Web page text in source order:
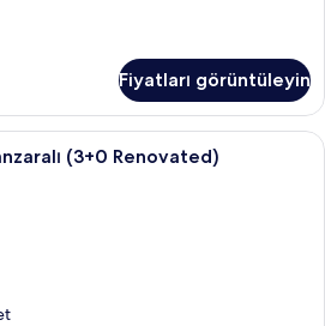
Fiyatları görüntüleyin
Masa, güneşlik/perde, ücretsiz
(3+0 Renovated)